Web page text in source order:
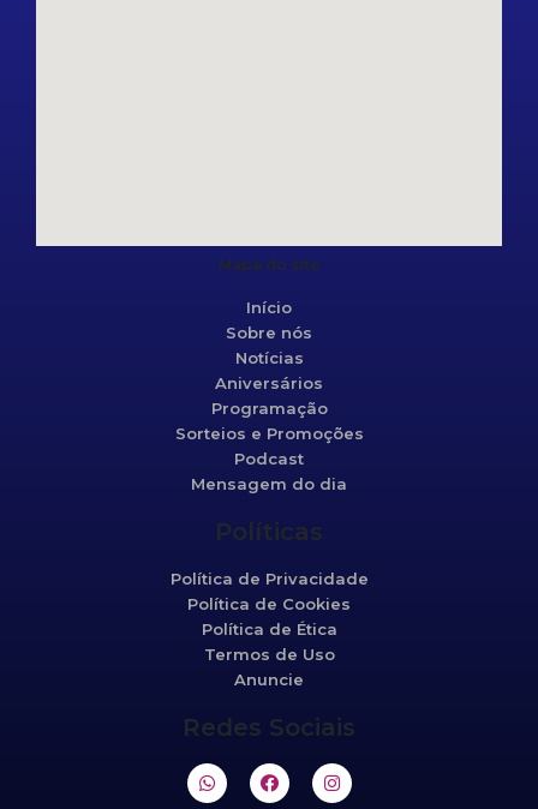
Mapa do site
Início
Sobre nós
Notícias
Aniversários
Programação
Sorteios e Promoções
Podcast
Mensagem do dia
Políticas
Política de Privacidade
Política de Cookies
Política de Ética
Termos de Uso
Anuncie
Redes Sociais